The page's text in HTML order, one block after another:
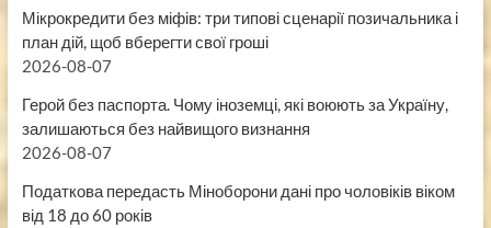
Мікрокредити без міфів: три типові сценарії позичальника і
план дій, щоб вберегти свої гроші
2026-08-07
Герой без паспорта. Чому іноземці, які воюють за Україну,
залишаються без найвищого визнання
2026-08-07
Податкова передасть Міноборони дані про чоловіків віком
від 18 до 60 років